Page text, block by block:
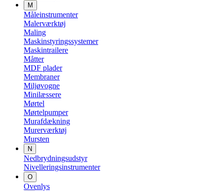
M
Måleinstrumenter
Malerværktøj
Maling
Maskinstyringssystemer
Maskintrailere
Måtter
MDF plader
Membraner
Miljøvogne
Minilæssere
Mørtel
Mørtelpumper
Murafdækning
Murerværktøj
Mursten
N
Nedbrydningsudstyr
Nivelleringsinstrumenter
O
Ovenlys